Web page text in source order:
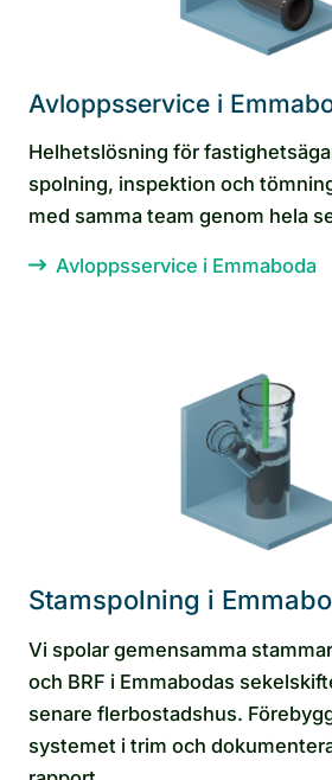
Avloppsservice i
Helhetslösning för
spolning, inspektion och
med samma team genom hela
Avloppsservice i Emmaboda
Stamspolning i
Vi spolar gemensamma
och BRF i Emmabodas
senare flerbostadshus.
systemet i trim och